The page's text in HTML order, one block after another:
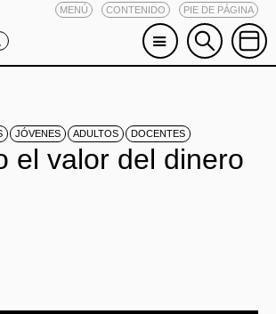
MENÚ CONTENIDO PIE DE PÁGINA
JÓVENES ADULTOS DOCENTES
el valor del dinero